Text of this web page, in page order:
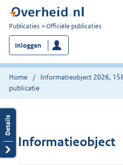
U
bent
nu
hier:
Publicaties Officiële publicaties
Inloggen
Home Informatieobject 2026,
publicatie
Informatieobject